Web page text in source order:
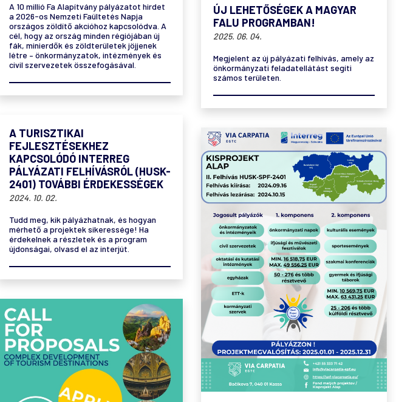
A 10 millió Fa Alapítvány pályázatot hirdet
a 2026-os Nemzeti Faültetés Napja
országos zöldítő akcióhoz kapcsolódva. A
cél, hogy az ország minden régiójában új
fák, minierdők és zöldterületek jöjjenek
létre – önkormányzatok, intézmények és
civil szervezetek összefogásával.
ÚJ LEHETŐSÉGEK A MAGYAR
FALU PROGRAMBAN!
2025. 06. 04.
Megjelent az új pályázati felhívás, amely az
önkormányzati feladatellátást segíti
számos területen.
A TURISZTIKAI
FEJLESZTÉSEKHEZ
KAPCSOLÓDÓ INTERREG
PÁLYÁZATI FELHÍVÁSRÓL (HUSK-
2401) TOVÁBBI ÉRDEKESSÉGEK
2024. 10. 02.
Tudd meg, kik pályázhatnak, és hogyan
mérhető a projektek sikeressége! Ha
érdekelnek a részletek és a program
újdonságai, olvasd el az interjút.